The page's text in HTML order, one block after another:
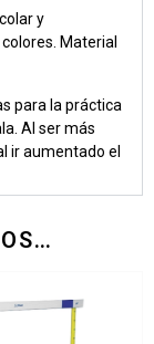
y
Material
para la práctica
Al ser más
ir aumentado el